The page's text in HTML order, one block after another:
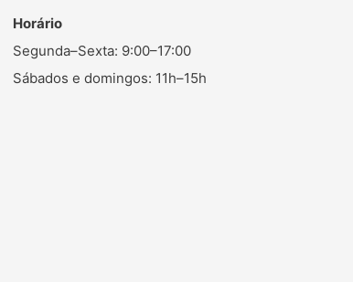
Horário
Segunda–Sexta: 9:00–17:00
Sábados e domingos: 11h–15h